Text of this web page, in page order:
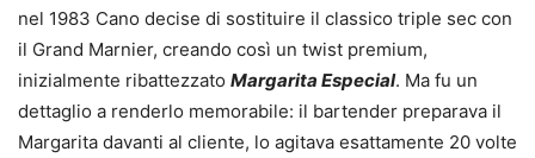
nel 1983 Cano decise di sostituire il classico triple sec con
il Grand Marnier, creando così un twist premium,
inizialmente ribattezzato Margarita Especial. Ma fu un
dettaglio a renderlo memorabile: il bartender preparava il
Margarita davanti al cliente, lo agitava esattamente 20 volte